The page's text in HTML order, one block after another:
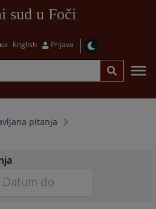
sud u Foči
English Prijava
pitanja